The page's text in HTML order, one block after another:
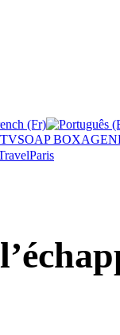
SOAP BOX
Paris